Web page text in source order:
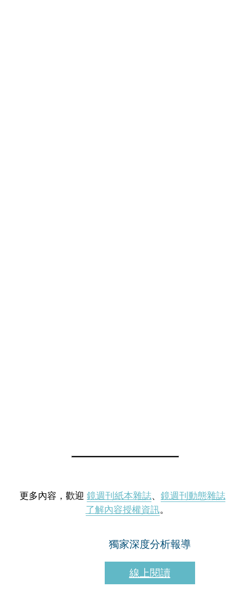
更多內容，歡迎 鏡週刊紙本雜誌、 鏡週刊動態雜誌
了解內容授權資訊。
獨家深度分析報導
線上閱讀